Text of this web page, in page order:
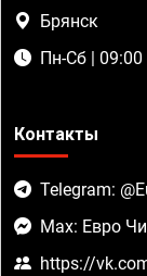
Брянск
Пн-Сб | 09:00
Контакты
Telegram:
Max: Евро
https://